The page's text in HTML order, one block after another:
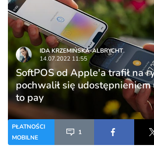
IDA KRZEMIŃSKA-ALBRYCHT
14.07.2022 11:55
SoftPOS od Apple'a trafił na
pochwalił się udostępnieniem
to pay
PŁATNOŚCI
MOBILNE
1